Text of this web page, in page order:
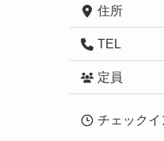
住所
TEL
定員
チェックイ